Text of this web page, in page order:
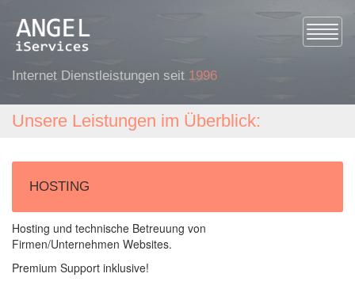
Internet Dienstleistungen seit 1996
Unsere Leistungen im Überblick:
HOSTING
Hosting und technische Betreuung von
Firmen/Unternehmen Websites.
Premium Support inklusive!